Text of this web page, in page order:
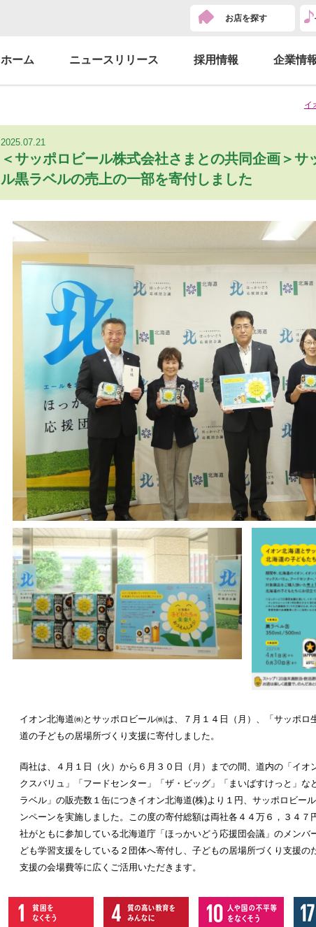
お店を探す
ホーム ニュースリリース 採用情報 企業情
イ
2025.07.21
＜サッポロビール株式会社さまとの共同企画＞サ
ル黒ラベルの売上の一部を寄付しました
イオン北海道㈱とサッポロビール㈱は、７月１４日（月）、「サッポ
道の子どもの居場所づくり支援に寄付しました。
両社は、４月１日（火）から６月３０日（月）までの間、道内の「イオ
クスバリュ」「フードセンター」「ザ・ビッグ」「まいばすけっと」
ラベル」の販売数１缶につきイオン北海道(株)より１円、サッポロビー
ンペーンを実施しました。この度の寄付総額は両社各４４万６，３４
社がともに参加している北海道庁「ほっかいどう応援団会議」のメンバ
ども学習支援をしている２団体へ寄付し、子どもの居場所づくり支援
支援の会場費等に広くご活用いただきます。